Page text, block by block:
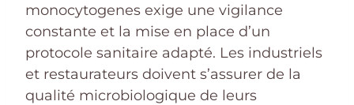
monocytogenes exige une vigilance
constante et la mise en place d’un
protocole sanitaire adapté. Les industriels
et restaurateurs doivent s’assurer de la
qualité microbiologique de leurs